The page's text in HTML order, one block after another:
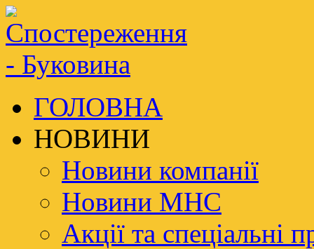
ГОЛОВНА
НОВИНИ
Новини компанії
Новини МНС
Акції та спеціальні